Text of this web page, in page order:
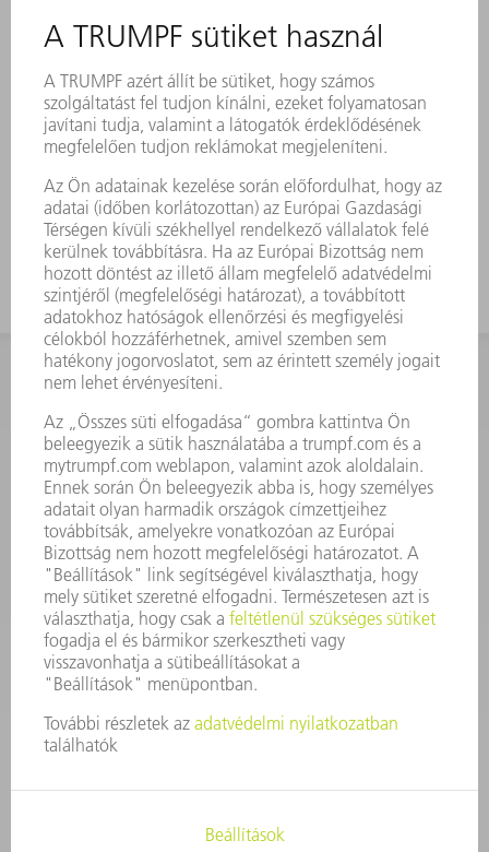
valamint előhajlításnál a korcoláshoz.
sugárral rendelkező kivitel A 30°-os
matricákkal történő hegyes hajlítások
létrehozásánál előfordulhat, hogy a hajlított
lemez beszorul a matricába. A TRUMPF
kilökő segédeszközök megoldják ezt a
problémát.
KAPCSOLAT
Szerszám
3628576045
08.00 - 16.30
szerszam@hu.trumpf.com
KAPCSOLAT
Alkatrész
3628576035
08.00 - 16.30
alkatresz@hu.trumpf.com